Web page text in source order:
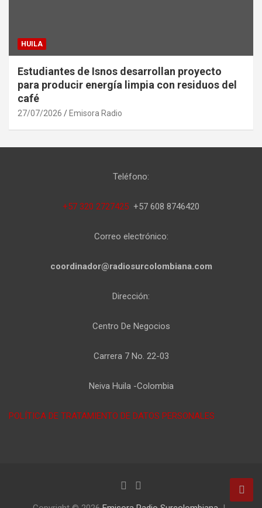
HUILA
Estudiantes de Isnos desarrollan proyecto
para producir energía limpia con residuos del
café
27/07/2026 Emisora Radio
Teléfono:
+57 320 2727425 +57 608 8746420
Correo electrónico:
coordinador@radiosurcolombiana.com
Dirección:
Centro De Negocios
Carrera 7 No. 22-03
Neiva Huila -Colombia
POLÍTICA DE TRATAMIENTO DE DATOS PERSONALES